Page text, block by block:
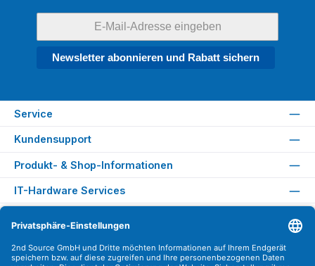
Newsletter abonnieren und Rabatt sichern
Service
Kundensupport
Produkt- & Shop-Informationen
IT-Hardware Services
Versandarten